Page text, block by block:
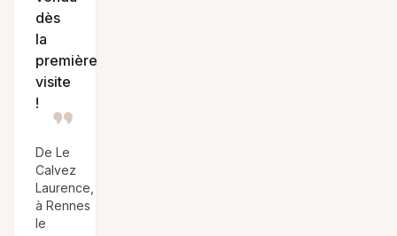
dès
la
première
visite
!
De Le
Calvez
Laurence,
à Rennes
le